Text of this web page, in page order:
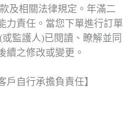
及相關法律規定。年滿二
力責任。當您下單進行訂單
監護人)已閱讀、瞭解並同
續之修改或變更。
戶自行承擔負責任】